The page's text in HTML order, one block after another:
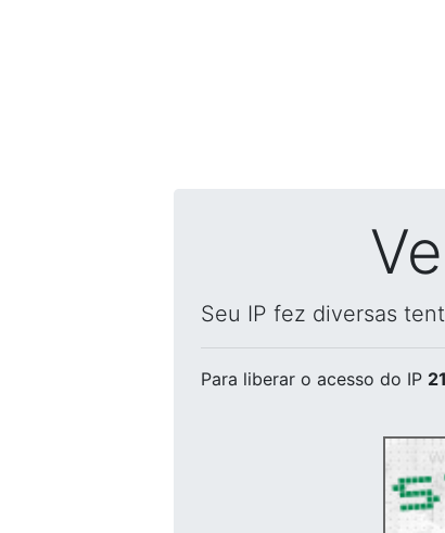
Seu IP fez diversas
Para liberar o acesso do IP